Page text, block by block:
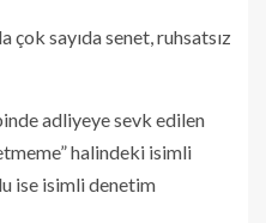
çok sayıda senet, ruhsatsız
adliyeye sevk edilen
halindeki isimli
ise isimli denetim